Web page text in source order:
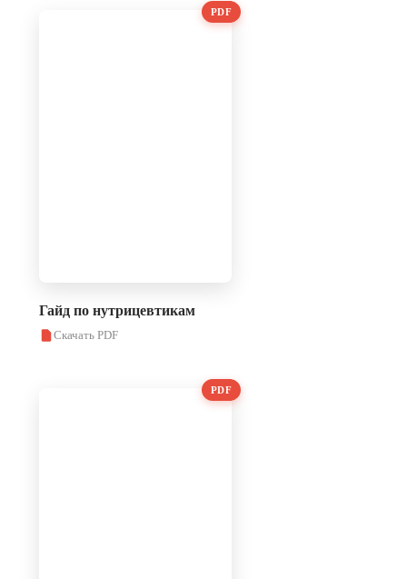
PDF
Гайд по нутрицевтикам
Скачать PDF
PDF